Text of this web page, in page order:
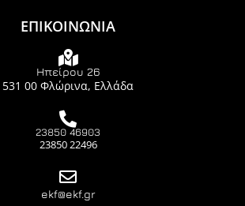
ΕΠΙΚΟΙΝΩΝΙΑ
Ηπείρου 26
531 00 Φλώρινα, Ελλάδα
23850 46903
23850 22496
ekf@ekf.gr